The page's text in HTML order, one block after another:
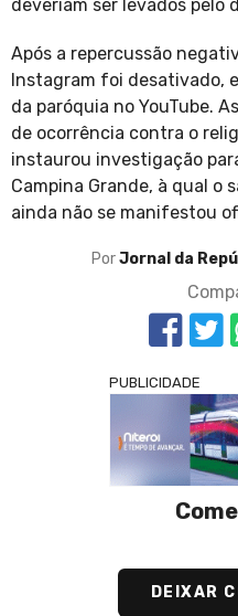
deveriam ser levados pelo
Após a repercussão
Instagram foi desativado,
da paróquia no YouTube.
de ocorrência contra o
instaurou investigação
Campina Grande, à qual o
ainda não se manifestou
PorJornal da
PUBLICIDADE
DEIXAR